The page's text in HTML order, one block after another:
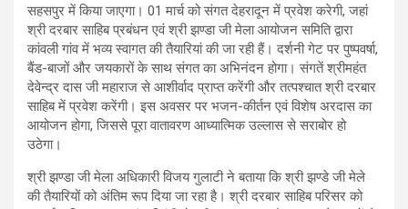
सहसपुर में किया जाएगा। 01 मार्च को संगत देहरादून में प्रवेश करेगी, जहां
श्री दरबार साहिब प्रबंधन एवं श्री झण्डा जी मेला आयोजन समिति द्वारा
कांवली गांव में भव्य स्वागत की तैयारियां की जा रही हैं। दर्शनी गेट पर पुष्पवर्षा,
बैंड-बाजों और जयकारों के साथ संगत का अभिनंदन होगा। संगतें श्रीमहंत
देवेन्द्र दास जी महाराज से आशीर्वाद प्राप्त करेंगी और तत्पश्चात श्री दरबार
साहिब में प्रवेश करेंगी। इस अवसर पर भजन-कीर्तन एवं विशेष अरदास का
आयोजन होगा, जिससे पूरा वातावरण आध्यात्मिक उल्लास से सराबोर हो
उठेगा।
श्री झण्डा जी मेला अधिकारी विजय गुलाटी ने बताया कि श्री झण्डे जी मेले
की तैयारियों को अंतिम रूप दिया जा रहा है। श्री दरबार साहिब परिसर को